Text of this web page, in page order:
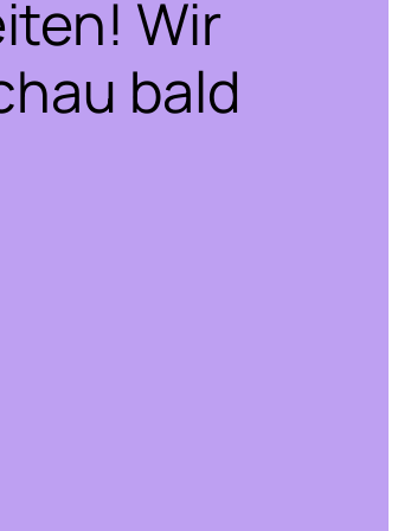
Wir
bald